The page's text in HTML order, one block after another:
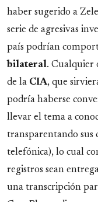
haber sugerido a
serie de agresivas
país podrían
bilateral. Cualquier
de la CIA, que
podría haberse
llevar el tema a
transparentando sus
telefónica), lo cual
registros sean
una transcripción